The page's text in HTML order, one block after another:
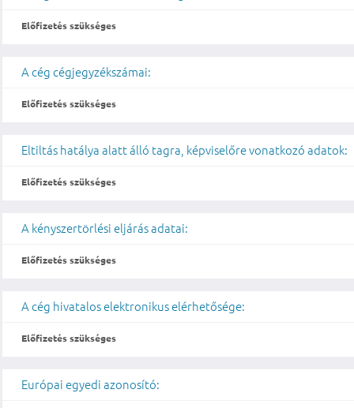
Előfizetés szükséges
A cég cégjegyzékszámai:
Előfizetés szükséges
Eltiltás hatálya alatt álló tagra, képviselőre vonatkozó adatok:
Előfizetés szükséges
A kényszertörlési eljárás adatai:
Előfizetés szükséges
A cég hivatalos elektronikus elérhetősége:
Előfizetés szükséges
Európai egyedi azonosító: